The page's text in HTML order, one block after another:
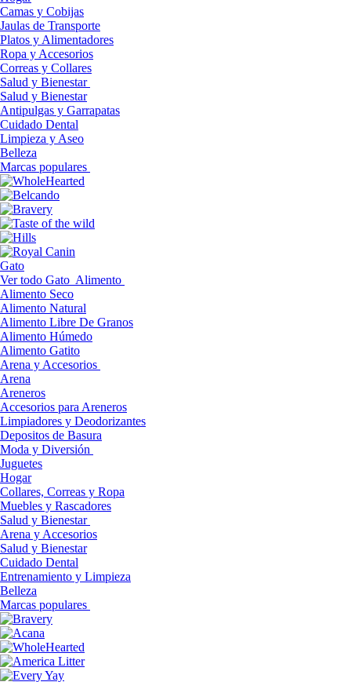
Camas y Cobijas
Jaulas de Transporte
Platos y Alimentadores
Ropa y Accesorios
Correas y Collares
Salud y Bienestar
Salud y Bienestar
Antipulgas y Garrapatas
Cuidado Dental
Limpieza y Aseo
Belleza
Marcas populares
Gato
Ver todo Gato Alimento
Alimento Seco
Alimento Natural
Alimento Libre De Granos
Alimento Húmedo
Alimento Gatito
Arena y Accesorios
Arena
Areneros
Accesorios para Areneros
Limpiadores y Deodorizantes
Depositos de Basura
Moda y Diversión
Juguetes
Hogar
Collares, Correas y Ropa
Muebles y Rascadores
Salud y Bienestar
Arena y Accesorios
Salud y Bienestar
Cuidado Dental
Entrenamiento y Limpieza
Belleza
Marcas populares